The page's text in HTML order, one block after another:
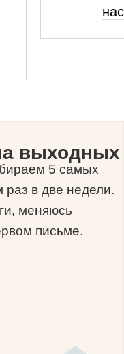
выходных
5 самых
в две недели.
меняюсь
письме.